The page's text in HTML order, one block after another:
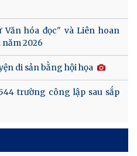
hóa đọc" và Liên hoan
năm 2026
di sản bằng hội họa
trường công lập sau sắp